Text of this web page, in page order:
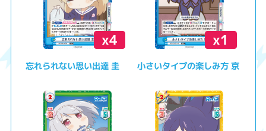
x4
忘れられない思い出達 圭
x1
小さいタイプの楽しみ方 京